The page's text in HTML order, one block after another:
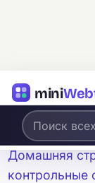
mini
Домашняя